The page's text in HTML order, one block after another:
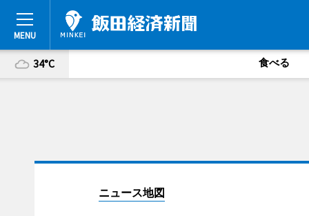
34°C 食べる
ニュース地図